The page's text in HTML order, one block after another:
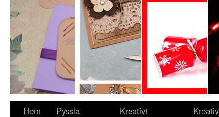
Hem
Pyssla
Kreativt